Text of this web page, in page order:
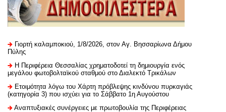
Γιορτή καλαμποκιού, 1/8/2026, στον Αγ. Βησσαρίωνα Δήμου
Πύλης
H Περιφέρεια Θεσσαλίας χρηματοδοτεί τη δημιουργία ενός
μεγάλου φωτοβολταϊκού σταθμού στο Διαλεκτό Τρικάλων
Ετοιμότητα λόγω του Χάρτη πρόβλεψης κινδύνου πυρκαγιάς
(κατηγορία 3) που ισχύει για το Σάββατο 1η Αυγούστου
Αναπτυξιακές συνέργειες με πρωτοβουλία της Περιφέρειας